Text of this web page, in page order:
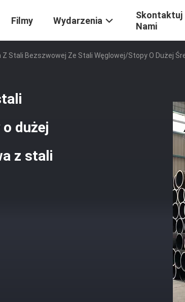
Filmy Wydarzenia
Skontaktuj
Nami
Z Stali Bezszwowej Ze Stali Węglowej/stopy O Dużej
dużej
z stali